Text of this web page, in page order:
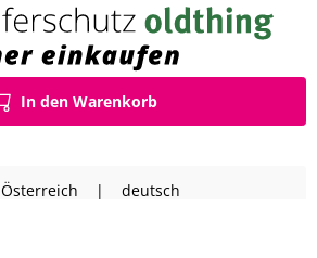
In den Warenkorb
Österreich | deutsch